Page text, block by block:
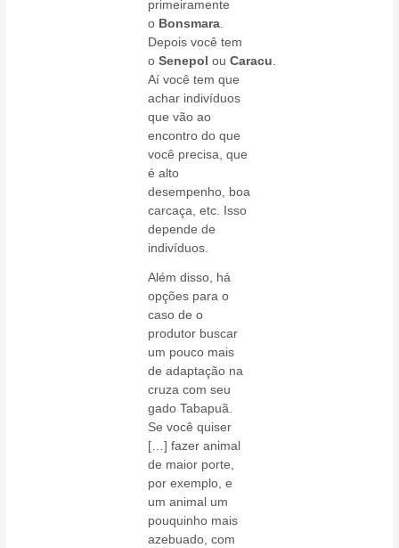
primeiramente
o Bonsmara.
Depois você tem
oSenepol ouCaracu.
Aí você tem que
achar indivíduos
que vão ao
encontro do que
você precisa, que
é alto
desempenho, boa
carcaça, etc. Isso
depende de
indivíduos.
Além disso, há
opções para o
caso de o
produtor buscar
um pouco mais
de adaptação na
cruza com seu
gado Tabapuã.
Se você quiser
[…] fazer animal
de maior porte,
por exemplo, e
um animal um
pouquinho mais
azebuado, com